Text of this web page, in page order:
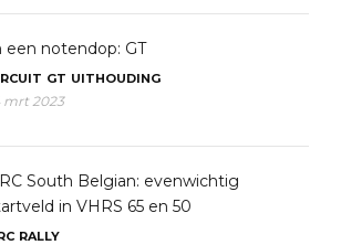
een notendop: GT
GT UITHOUDING
mrt 2023
South Belgian: evenwichtig
in VHRS 65 en 50
RALLY